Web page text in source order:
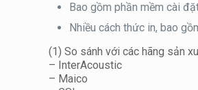
Bao gồm phần mềm cài
Nhiều cách thức in, bao
(1) So sánh với các hãng sản
– InterAcoustic
– Maico